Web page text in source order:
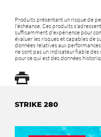
Produits présentant un risque de
l’échéance. Ces produits
suffisamment d’expérience pour
évaluer les risques et capables de
données relatives aux
ne sont pas un indicateur fiable
pour ce qui est des données
STRIKE 280